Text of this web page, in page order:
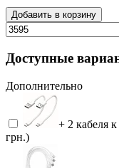
Добавить в корзину
Доступные
Дополнительно
+ 2 кабеля
грн.)